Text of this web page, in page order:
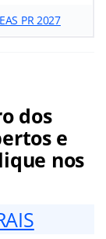
PR 2027
dos
e
nos